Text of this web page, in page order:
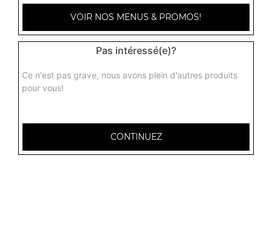
2 steaks 45g, bacon, cheddar, frites + 1 boisson 33 cl
3 steaks 45g, bacon, cheddar, frites + 1 boisson 33 cl
VOIR NOS MENUS & PROMOS!
Pas intéressé(e)?
Ce n'est pas grave, nous avons plein d'autres produits
pour vous!
CONTINUEZ